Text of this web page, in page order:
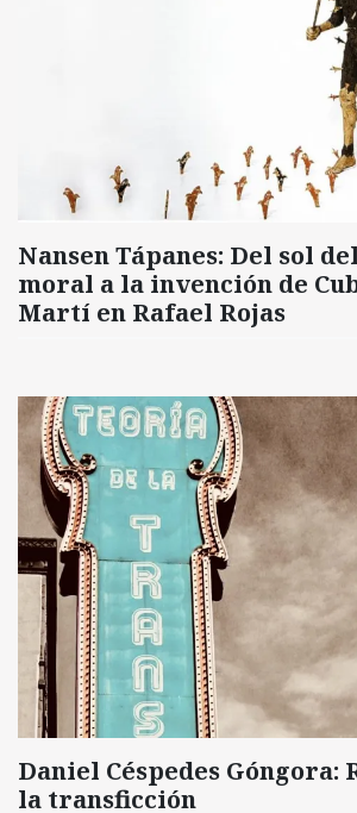
Nansen Tápanes: Del sol
moral a la invención de
Martí en Rafael Rojas
Daniel Céspedes Góngora:
la transficción